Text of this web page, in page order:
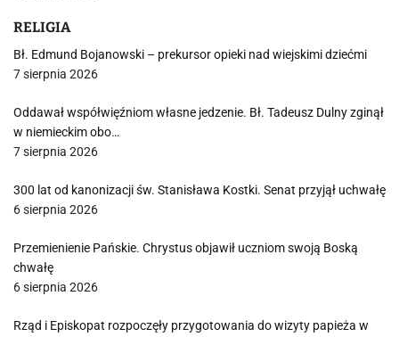
RELIGIA
Bł. Edmund Bojanowski – prekursor opieki nad wiejskimi dziećmi
7 sierpnia 2026
Oddawał współwięźniom własne jedzenie. Bł. Tadeusz Dulny zginął
w niemieckim obo…
7 sierpnia 2026
300 lat od kanonizacji św. Stanisława Kostki. Senat przyjął uchwałę
6 sierpnia 2026
Przemienienie Pańskie. Chrystus objawił uczniom swoją Boską
chwałę
6 sierpnia 2026
Rząd i Episkopat rozpoczęły przygotowania do wizyty papieża w